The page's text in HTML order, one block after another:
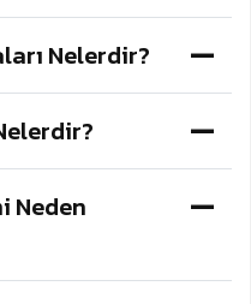
Nelerdir?
Neden